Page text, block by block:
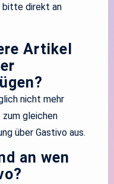
bitte direkt an
Artikel
nicht mehr
gleichen
über Gastivo aus.
an wen